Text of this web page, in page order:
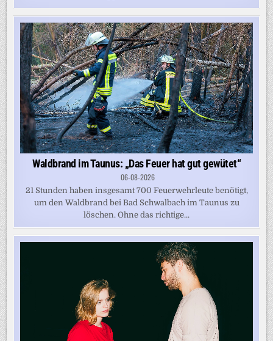
Waldbrand im Taunus: „Das Feuer hat gut gewütet“
06-08-2026
21 Stunden haben insgesamt 700 Feuerwehrleute benötigt,
um den Waldbrand bei Bad Schwalbach im Taunus zu
löschen. Ohne das richtige...